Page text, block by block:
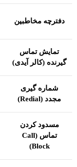
دفترچه مخاطبین
تمایش تماس
گیرنده (کالر آیدی)
شماره گیری
مجدد (Redial
)
مسدود کردن
تماس (Call
Block
)